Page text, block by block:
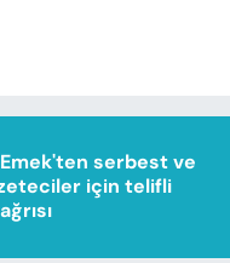
serbest ve
için telifli